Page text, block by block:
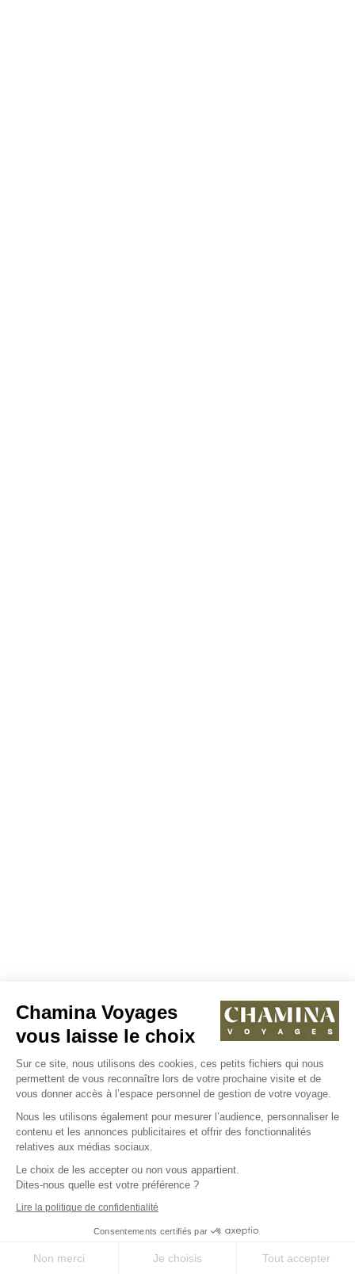
Chamina Voyages
vous laisse le choix
Sur ce site, nous utilisons des cookies, ces petits fichiers qui nous
permettent de vous reconnaître lors de votre prochaine visite et de
vous donner accès à l’espace personnel de gestion de votre voyage.
Nous les utilisons également pour mesurer l’audience, personnaliser le
contenu et les annonces publicitaires et offrir des fonctionnalités
relatives aux médias sociaux.
Le choix de les accepter ou non vous appartient.
Dites-nous quelle est votre préférence ?
Lire la politique de confidentialité
Consentements certifiés par
Non merci Je choisis Tout accepter